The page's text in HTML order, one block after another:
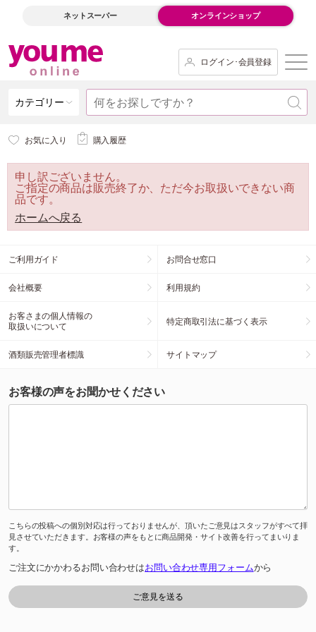
ネットスーパー オンラインショップ
ログイン･会員登録
カテゴリー
お気に入り 購入履歴
申し訳ございません。
ご指定の商品は販売終了か、ただ今お取扱いできない商
品です。
ホームへ戻る
ご利用ガイド お問合せ窓口
会社概要 利用規約
お客さまの個人情報の
取扱いについて
特定商取引法に基づく表示
酒類販売管理者標識 サイトマップ
お客様の声をお聞かせください
こちらの投稿への個別対応は行っておりませんが、頂いたご意見はスタッフがすべて拝
見させていただきます。お客様の声をもとに商品開発・サイト改善を行ってまいりま
す。
ご注文にかかわるお問い合わせはお問い合わせ専用フォームから